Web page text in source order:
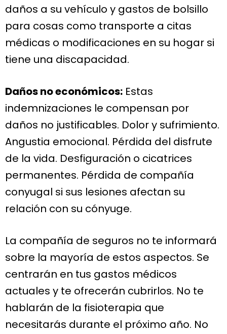
daños a su vehículo y gastos de bolsillo
para cosas como transporte a citas
médicas o modificaciones en su hogar si
tiene una discapacidad.
Daños no económicos: Estas
indemnizaciones le compensan por
daños no justificables. Dolor y sufrimiento.
Angustia emocional. Pérdida del disfrute
de la vida. Desfiguración o cicatrices
permanentes. Pérdida de compañía
conyugal si sus lesiones afectan su
relación con su cónyuge.
La compañía de seguros no te informará
sobre la mayoría de estos aspectos. Se
centrarán en tus gastos médicos
actuales y te ofrecerán cubrirlos. No te
hablarán de la fisioterapia que
necesitarás durante el próximo año. No